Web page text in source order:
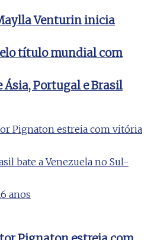
Venturin inicia
título mundial com
Portugal e Brasil